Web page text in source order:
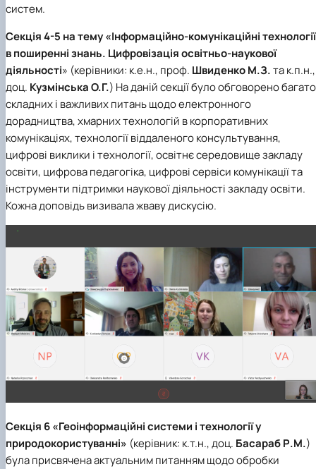
систем.
Секція 4-5 на тему «Інформаційно-комунікаційні технології
в поширенні знань. Цифровізація освітньо-наукової
діяльності» (керівники: к.е.н., проф. Швиденко М.З.та к.п.н.,
доц. Кузмінська О.Г.) На даній секції було обговорено багато
складних і важливих питань щодо електронного
дорадництва, хмарних технологій в корпоративних
комунікаціях, технології віддаленого консультування,
цифрові виклики і технології, освітнє середовище закладу
освіти, цифрова педагогіка, цифрові сервіси комунікації та
інструменти підтримки наукової діяльності закладу освіти.
Кожна доповідь визивала жваву дискусію.
Секція 6 «Геоінформаційні системи і технології у
природокористуванні» (керівник: к.т.н., доц. Басараб Р.М.)
була присвячена актуальним питанням щодо обробки